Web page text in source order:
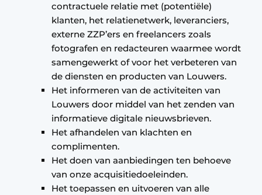
contractuele relatie met (potentiële)
klanten, het relatienetwerk, leveranciers,
externe ZZP’ers en freelancers zoals
fotografen en redacteuren waarmee wordt
samengewerkt of voor het verbeteren van
de diensten en producten van Louwers.
Het informeren van de activiteiten van
Louwers door middel van het zenden van
informatieve digitale nieuwsbrieven.
Het afhandelen van klachten en
complimenten.
Het doen van aanbiedingen ten behoeve
van onze acquisitiedoeleinden.
Het toepassen en uitvoeren van alle